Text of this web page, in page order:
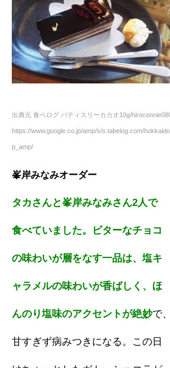
出典元 食ベログ パティスリーカカオ10g/
https://www.google.co.jp/amp/s/s.tabelog.com/
p_amp/
峯岸みなみオーダー
タカさんと峯岸みなみさん2人で
食べていました。ビターなチョコ
の味わいが層をなす一品は、塩キ
ャラメルの味わいが香ばしく、ほ
んのり塩味のアクセントが絶妙で、
甘すぎず病みつきになる。この日